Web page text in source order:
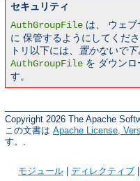
セキュリティ
AuthGroupFile は、 ウェ
に 保管するようにしてくだ
トリ以下には、
置かないで下
AuthGroupFile を ダウンロ
す。
Copyright 2026 The Apache
この文書は Apache License,
す。.
モジュール | ディレクティブ |